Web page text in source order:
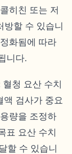
히친 또는 저
방할 수 있습니
화됨에 따라
니다.
혈청 요산 수치
액 검사가 중요
량을 조정하
표 요산 수치
할 수 있습니